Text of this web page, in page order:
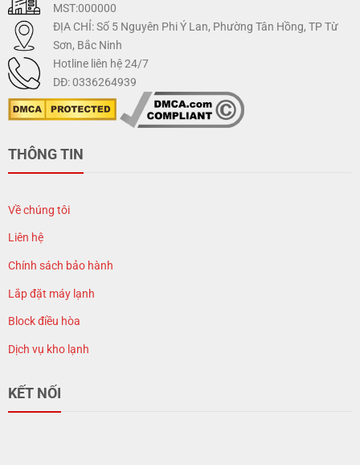
MST:000000
ĐỊA CHỈ: Số 5 Nguyên Phi Ý Lan, Phường Tân Hồng, TP Từ
Sơn, Bắc Ninh
Hotline liên hệ 24/7
DĐ: 0336264939
THÔNG TIN
Về chúng tôi
Liên hệ
Chính sách bảo hành
Lắp đặt máy lạnh
Block điều hòa
Dịch vụ kho lạnh
KẾT NỐI